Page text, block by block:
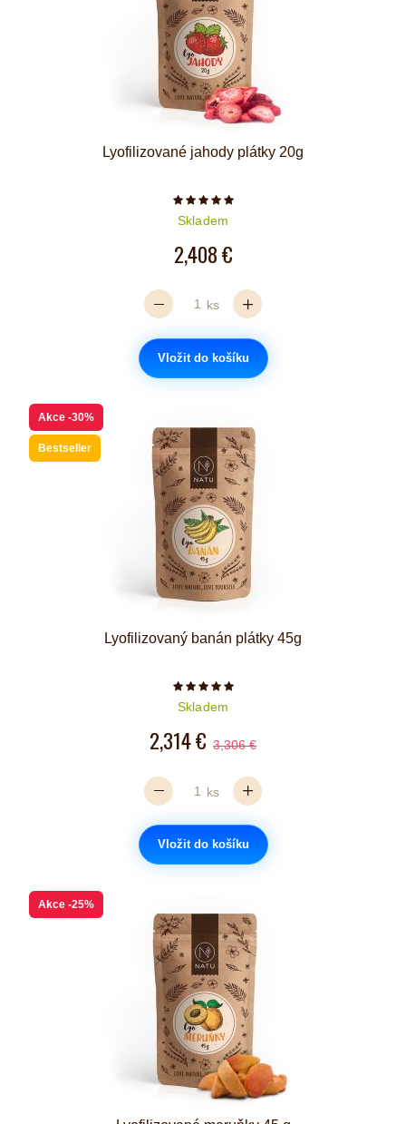
Lyofilizované jahody plátky 20g
Počet hvězdiček je 5 z 5
Skladem
2,408 €
ks
Vložit do košíku
Akce -30%
Bestseller
Lyofilizovaný banán plátky 45g
Počet hvězdiček je 5 z 5
Skladem
2,314 € 3,306 €
ks
Vložit do košíku
Akce -25%